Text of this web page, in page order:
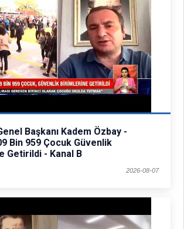
Başkanı Kadem Özbay -
Bin 959 Çocuk Güvenlik
Getirildi - Kanal B
2026-08-07